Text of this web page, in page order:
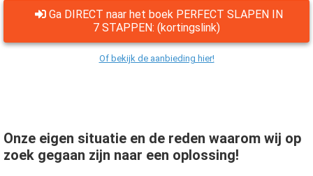
Ga DIRECT naar het boek PERFECT SLAPEN IN
7 STAPPEN: (kortingslink)
Of bekijk de aanbieding hier!
Onze eigen situatie en de reden waarom wij op
zoek gegaan zijn naar een oplossing!